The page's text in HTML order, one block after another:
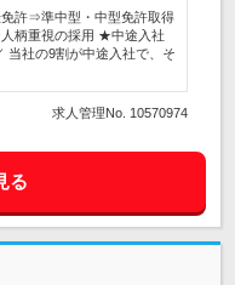
許⇒準中型・中型免許取得
柄重視の採用 ★中途入社
当社の9割が中途入社で、そ
求人管理No. 10570974
る